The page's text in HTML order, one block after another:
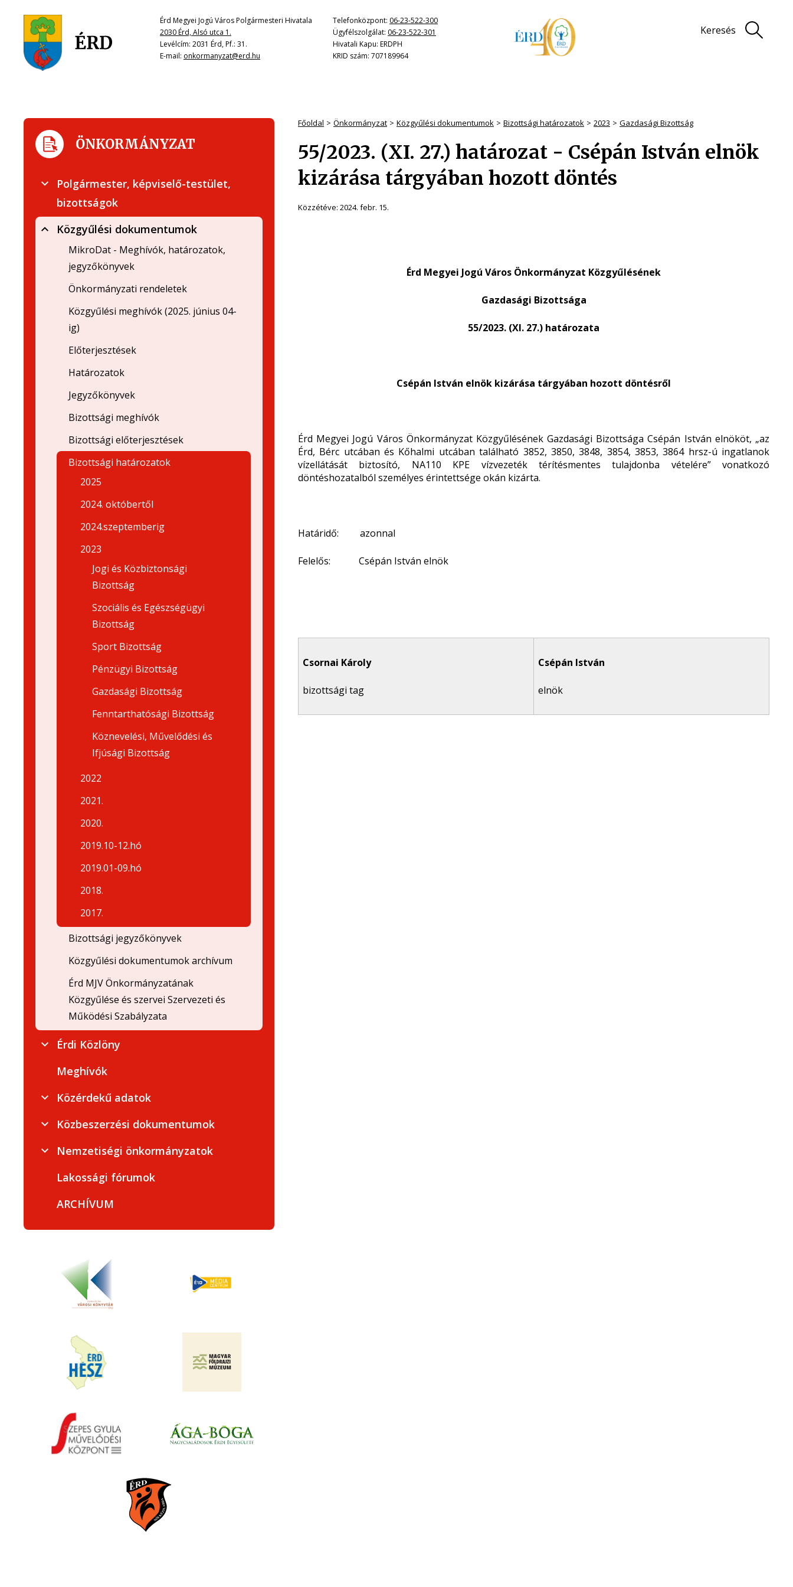
Érd Megyei Jogú Város Polgármesteri Hivatala
2030 Érd, Alsó utca 1.
Levélcím: 2031 Érd, Pf.: 31.
E-mail: onkormanyzat@erd.hu
Telefonközpont: 06-23-522-300
Ügyfélszolgálat: 06-23-522-301
Hivatali Kapu: ERDPH
KRID szám: 707189964
Keresés
Főoldal Önkormányzat Közgyűlési dokumentumok Bizottsági határozatok 2023 Gazdasági Bizottság
55/2023. (XI. 27.) határozat - Csépán István elnök
kizárása tárgyában hozott döntés
Közzétéve: 2024. febr. 15.
Érd Megyei Jogú Város Önkormányzat Közgyűlésének
Gazdasági Bizottsága
55/2023. (XI. 27.) határozata
Csépán István elnök kizárása tárgyában hozott döntésről
Érd Megyei Jogú Város Önkormányzat Közgyűlésének Gazdasági Bizottsága Csépán István elnököt, „az
Érd, Bérc utcában és Kőhalmi utcában található 3852, 3850, 3848, 3854, 3853, 3864 hrsz-ú ingatlanok
vízellátását biztosító, NA110 KPE vízvezeték térítésmentes tulajdonba vételére” vonatkozó
döntéshozatalból személyes érintettsége okán kizárta.
Határidő: azonnal
Felelős: Csépán István elnök
Csornai Károly
bizottsági tag
Csépán István
elnök
ÖNKORMÁNYZAT
Polgármester, képviselő-testület,
bizottságok
Közgyűlési dokumentumok
MikroDat - Meghívók, határozatok,
jegyzőkönyvek
Önkormányzati rendeletek
Közgyűlési meghívók (2025. június 04-
ig)
Előterjesztések
Határozatok
Jegyzőkönyvek
Bizottsági meghívók
Bizottsági előterjesztések
Bizottsági határozatok
2025
2024. októbertől
2024.szeptemberig
2023
Jogi és Közbiztonsági
Bizottság
Szociális és Egészségügyi
Bizottság
Sport Bizottság
Pénzügyi Bizottság
Gazdasági Bizottság
Fenntarthatósági Bizottság
Köznevelési, Művelődési és
Ifjúsági Bizottság
2022
2021.
2020.
2019.10-12.hó
2019.01-09.hó
2018.
2017.
Bizottsági jegyzőkönyvek
Közgyűlési dokumentumok archívum
Érd MJV Önkormányzatának
Közgyűlése és szervei Szervezeti és
Működési Szabályzata
Érdi Közlöny
Meghívók
Közérdekű adatok
Közbeszerzési dokumentumok
Nemzetiségi önkormányzatok
Lakossági fórumok
ARCHÍVUM